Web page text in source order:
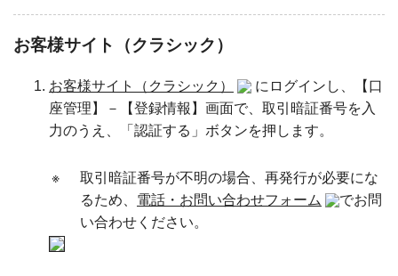
お客様サイト（クラシック）
お客様サイト（クラシック）
にログインし、【口
座管理】－【登録情報】画面で、取引暗証番号を入
力のうえ、「認証する」ボタンを押します。
※
取引暗証番号が不明の場合、再発行が必要にな
るため、 電話・お問い合わせフォーム
でお問
い合わせください。